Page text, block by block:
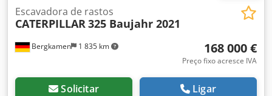
Bergkamen 1 835 km
Escavadora de rastos
CATERPILLAR 325 Baujahr 2021
168 000 €
Preço fixo acresce IVA
Solicitar Ligar